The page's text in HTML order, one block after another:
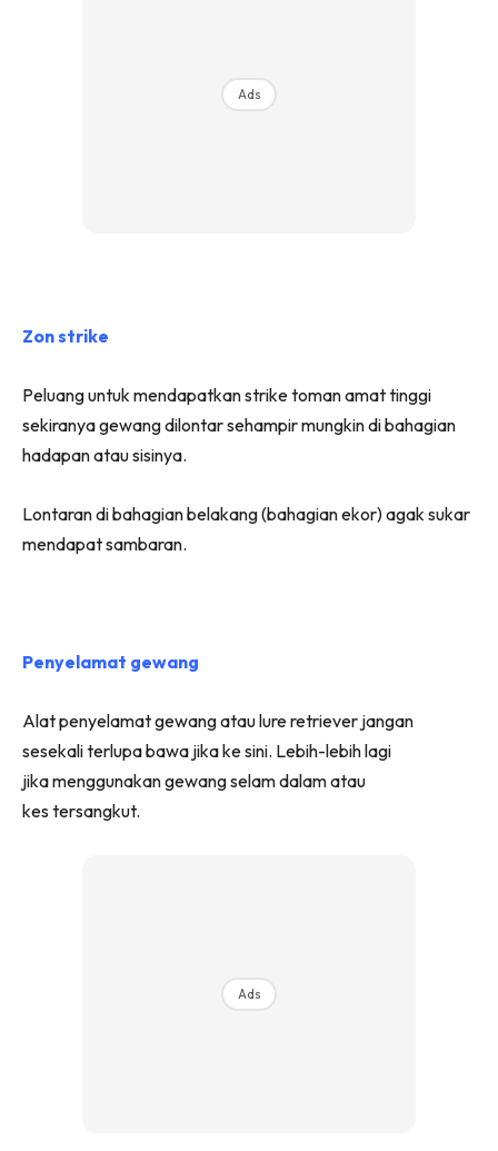
Ads
Zon strike
Peluang untuk mendapatkan strike toman amat tinggi
sekiranya gewang dilontar sehampir mungkin di bahagian
hadapan atau sisinya.
Lontaran di bahagian belakang (bahagian ekor) agak sukar
mendapat sambaran.
Penyelamat gewang
Alat penyelamat gewang atau lure retriever jangan
sesekali terlupa bawa jika ke sini. Lebih-lebih lagi
jika menggunakan gewang selam dalam atau
kes tersangkut.
Ads